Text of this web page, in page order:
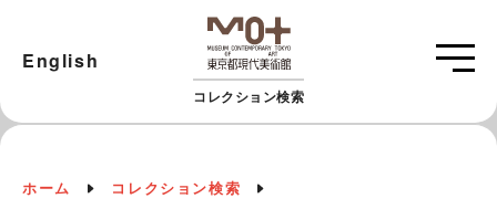
コレクション検索
English
ホーム コレクション検索